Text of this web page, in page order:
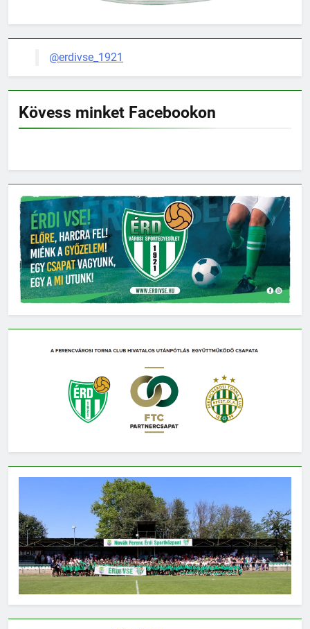
@erdivse_1921
Kövess minket Facebookon